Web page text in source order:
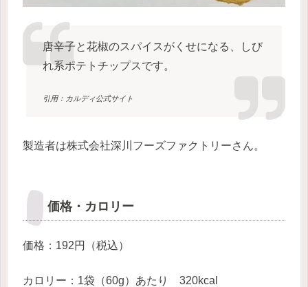
唐辛子と花椒のスパイスがくせになる、しび
れ系ポテトチップスです。
引用：カルディ公式サイト
製造者は株式会社深川フーズファクトリーさん。
価格・カロリー
価格：192円（税込）
カロリー：1袋（60g）あたり 320kcal